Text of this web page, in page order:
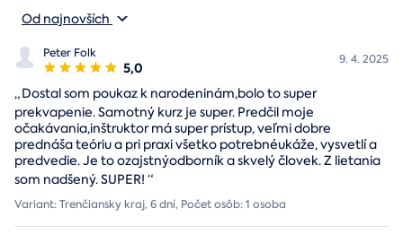
Od najnovších
Peter Folk
5,0 9. 4. 2025
„Dostal som poukaz k narodeninám,bolo to super
prekvapenie. Samotný kurz je super. Predčil moje
očakávania,inštruktor má super prístup, veľmi dobre
prednáša teóriu a pri praxi všetko potrebnéukáže, vysvetlí a
predvedie. Je to ozajstnýodborník a skvelý človek. Z lietania
som nadšený. SUPER! “
Variant: Trenčiansky kraj, 6 dní, Počet osôb: 1 osoba